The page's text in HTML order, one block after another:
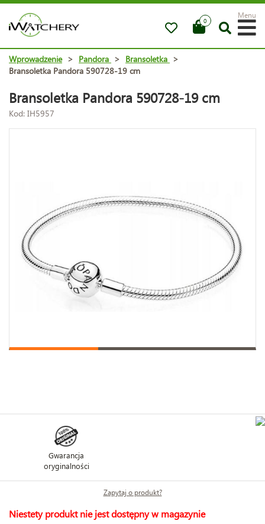
0
Menu
Wprowadzenie > Pandora > Bransoletka >
Bransoletka Pandora 590728-19 cm
Bransoletka Pandora 590728-19 cm
Kod: IH5957
Gwarancja
oryginalności
Zapytaj o produkt?
Niestety produkt nie jest dostępny w magazynie